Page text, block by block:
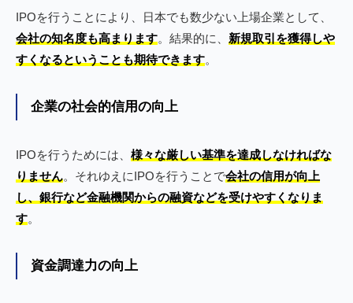
IPOを行うことにより、日本でも数少ない上場企業として、
会社の知名度も高まります。結果的に、 新規取引を獲得しや
すくなるということも期待できます。
企業の社会的信用の向上
IPOを行うためには、 様々な厳しい基準を達成しなければな
りません。それゆえにIPOを行うことで会社の信用が向上
し、銀行など金融機関からの融資などを受けやすくなりま
す。
資金調達力の向上